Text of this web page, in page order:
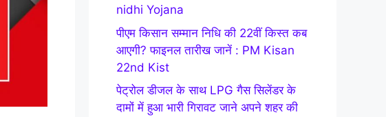
nidhi Yojana
पीएम किसान सम्मान निधि की 22वीं किस्त कब
आएगी? फाइनल तारीख जानें : PM Kisan
22nd Kist
पेट्रोल डीजल के साथ LPG गैस सिलेंडर के
दामों में हुआ भारी गिरावट जाने अपने शहर की